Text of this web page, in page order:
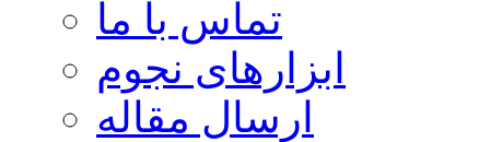
تماس با ما
ابزارهای نجوم
ارسال مقاله